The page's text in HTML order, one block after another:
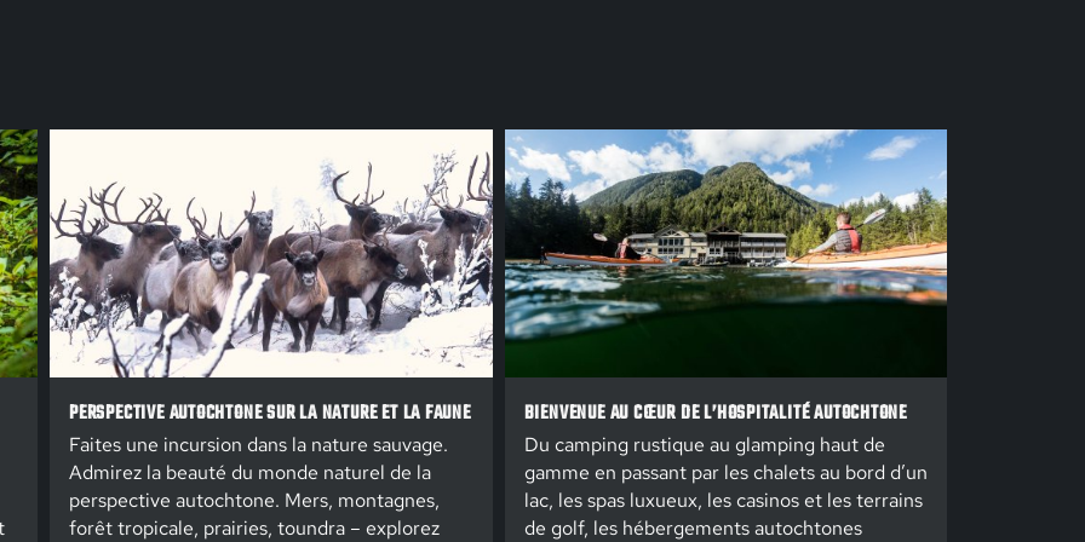
PERSPECTIVE AUTOCHTONE SUR LA NATURE ET LA FAUNE
Faites une incursion dans la nature sauvage.
Admirez la beauté du monde naturel de la
perspective autochtone. Mers, montagnes,
forêt tropicale, prairies, toundra – explorez
BIENVENUE AU CŒUR DE L’HOSPITALITÉ AUTOCHTONE
Du camping rustique au glamping haut de
gamme en passant par les chalets au bord d’un
lac, les spas luxueux, les casinos et les terrains
de golf, les hébergements autochtones